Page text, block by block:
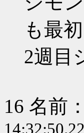
も最
2週目
16 名前：